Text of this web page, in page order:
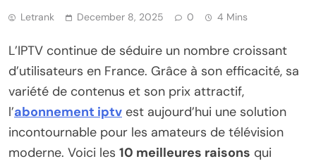
Letrank December 8, 2025 0 4 Mins
L’IPTV continue de séduire un nombre croissant
d’utilisateurs en France. Grâce à son efficacité, sa
variété de contenus et son prix attractif,
l’abonnement iptv est aujourd’hui une solution
incontournable pour les amateurs de télévision
moderne. Voici les 10 meilleures raisons qui